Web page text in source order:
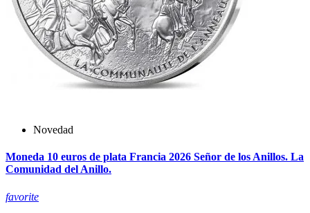
Novedad
Moneda 10 euros de plata Francia 2026 Señor de los Anillos. La
Comunidad del Anillo.
favorite